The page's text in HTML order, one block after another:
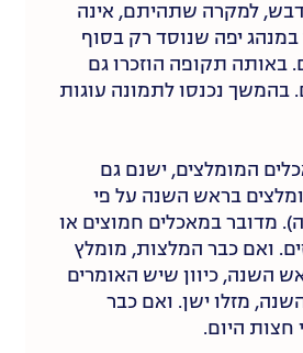
למקרה שתהיתם, אינה
יפה שנוסד רק בסוף
באותה תקופה הוזכרו גם
בהמשך נכנסו לתמונה עוגות
המומלצים, ישנם גם
בראש השנה על פי
מדובר במאכלים חמוצים או
ואם כבר המלצות, מומלץ
השנה, כיוון שיש האומרים
מזלו ישן. ואם כבר
חצות היום.